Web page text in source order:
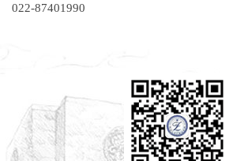
022-87401990